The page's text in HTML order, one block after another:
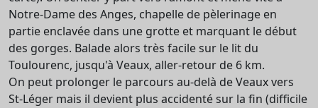
Notre-Dame des Anges, chapelle de pèlerinage en
partie enclavée dans une grotte et marquant le début
des gorges. Balade alors très facile sur le lit du
Toulourenc, jusqu'à Veaux, aller-retour de 6 km.
On peut prolonger le parcours au-delà de Veaux vers
St-Léger mais il devient plus accidenté sur la fin (difficile